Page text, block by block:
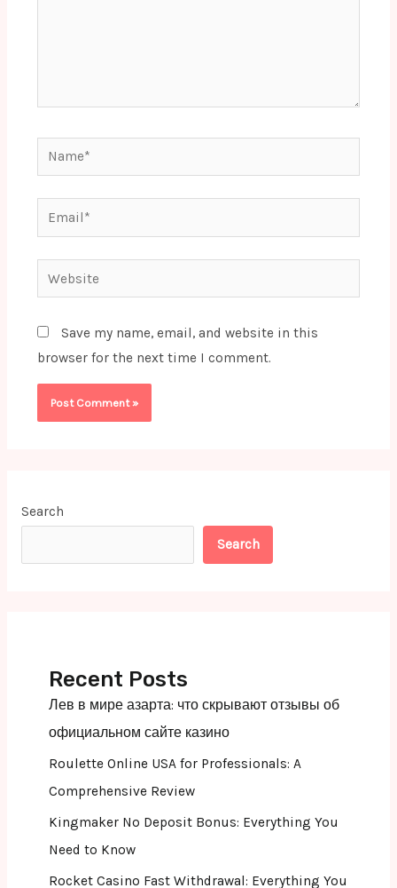
Name*
Email*
Website
Save my name, email, and website in this
browser for the next time I comment.
Search
Search
Recent Posts
Лев в мире азарта: что скрывают отзывы об
официальном сайте казино
Roulette Online USA for Professionals: A
Comprehensive Review
Kingmaker No Deposit Bonus: Everything You
Need to Know
Rocket Casino Fast Withdrawal: Everything You